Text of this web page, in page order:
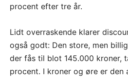
procent efter tre år.
Lidt overraskende klarer
også godt: Den store, men
der fås til blot 145.000 kroner,
procent. I kroner og øre er den